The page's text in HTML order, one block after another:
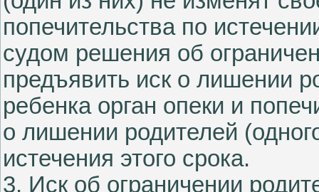
попечительства по
судом решения об
предъявить иск о лишении
ребенка орган опеки и
о лишении родителей
истечения этого срока.
3. Иск об ограничении